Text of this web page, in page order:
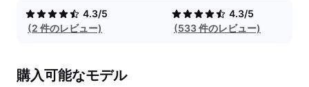
4.3/5
(2 件のレビュー)
4.3/5
(533 件のレビュー)
購入可能なモデル